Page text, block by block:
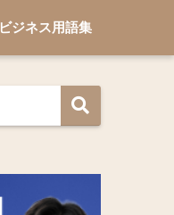
ビジネス用語集